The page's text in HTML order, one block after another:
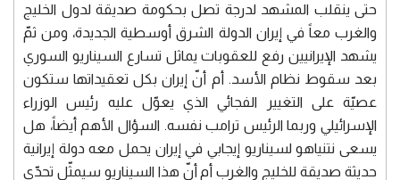
حتى ينقلب المشهد لدرجة تصل بحكومة صديقة لدول الخليج
والغرب معاً في إيران الدولة الشرق أوسطية الجديدة، ومن ثمّ
يشهد الإيرانيين رفع للعقوبات يماثل تسارع السيناريو السوري
بعد سقوط نظام الأسد. أم أنّ إيران بكل تعقيداتها ستكون
عصيّة على التغيير الفجائي الذي يعوّل عليه رئيس الوزراء
الإسرائيلي وربما الرئيس ترامب نفسه. السؤال الأهم أيضاً، هل
يسعى نتنياهو لسيناريو إيجابي في إيران يحمل معه دولة إيرانية
حديثة صديقة للخليج والغرب أم أنّ هذا السيناريو سيمثّل تحدّي